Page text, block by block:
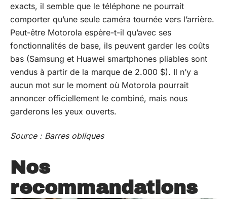
exacts, il semble que le téléphone ne pourrait
comporter qu’une seule caméra tournée vers l’arrière.
Peut-être Motorola espère-t-il qu’avec ses
fonctionnalités de base, ils peuvent garder les coûts
bas (Samsung et Huawei smartphones pliables sont
vendus à partir de la marque de 2.000 $). Il n’y a
aucun mot sur le moment où Motorola pourrait
annoncer officiellement le combiné, mais nous
garderons les yeux ouverts.
Source : Barres obliques
Nos
recommandations